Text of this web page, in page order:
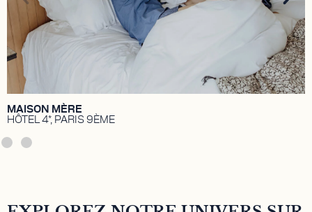
Temimi et Walid Temimi.
DÉCOUVRIR
MAISON MÈRE
HÔTEL 4*, PARIS 9ÈME